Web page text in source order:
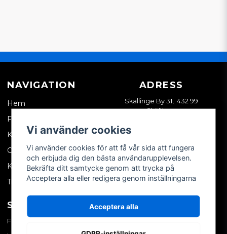
NAVIGATION
Hem
Företagskund
Kontakta oss
Om oss
Köpvillkor
Tips & trix
ADRESS
Skällinge By 31, 432 99
Skällinge
SOCIALA MEDIER
Facebook
MITT KONTO
Vi använder cookies
Vi använder cookies för att få vår sida att fungera
och erbjuda dig den bästa användarupplevelsen.
Bekräfta ditt samtycke genom att trycka på
Acceptera alla eller redigera genom inställningarna
Acceptera alla